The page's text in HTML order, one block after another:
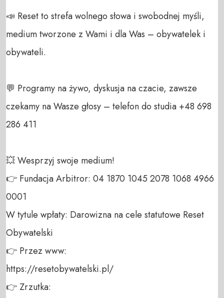
📣 Reset to strefa wolnego słowa i swobodnej myśli,
medium tworzone z Wami i dla Was – obywatelek i
obywateli.
💬 Programy na żywo, dyskusja na czacie, zawsze
czekamy na Wasze głosy – telefon do studia +48 698
286 411
💥 Wesprzyj swoje medium!
👉 Fundacja Arbitror: 04 1870 1045 2078 1068 4966
0001
W tytule wpłaty: Darowizna na cele statutowe Reset
Obywatelski
👉 Przez www:
https://resetobywatelski.pl/
👉 Zrzutka: